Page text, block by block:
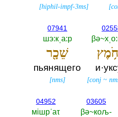
[
[hiphil-impf-3ms]
[conj ~
07941
шэ:кˌа:р
שֵׁכָ֖ר
пьянящего
[nms]
03605
βә~кољ-‎
04952
мiшрˈаτ